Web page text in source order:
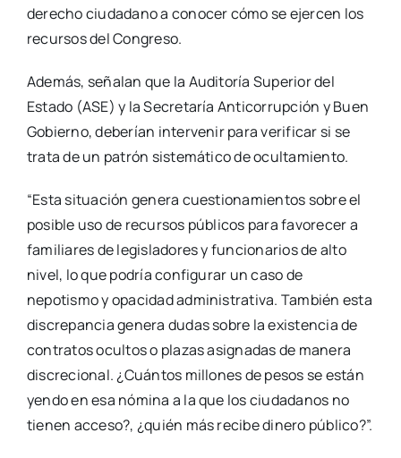
derecho ciudadano a conocer cómo se ejercen los
recursos del Congreso.
Además, señalan que la Auditoría Superior del
Estado (ASE) y la Secretaría Anticorrupción y Buen
Gobierno, deberían intervenir para verificar si se
trata de un patrón sistemático de ocultamiento.
“Esta situación genera cuestionamientos sobre el
posible uso de recursos públicos para favorecer a
familiares de legisladores y funcionarios de alto
nivel, lo que podría configurar un caso de
nepotismo y opacidad administrativa. También esta
discrepancia genera dudas sobre la existencia de
contratos ocultos o plazas asignadas de manera
discrecional. ¿Cuántos millones de pesos se están
yendo en esa nómina a la que los ciudadanos no
tienen acceso?, ¿quién más recibe dinero público?”.